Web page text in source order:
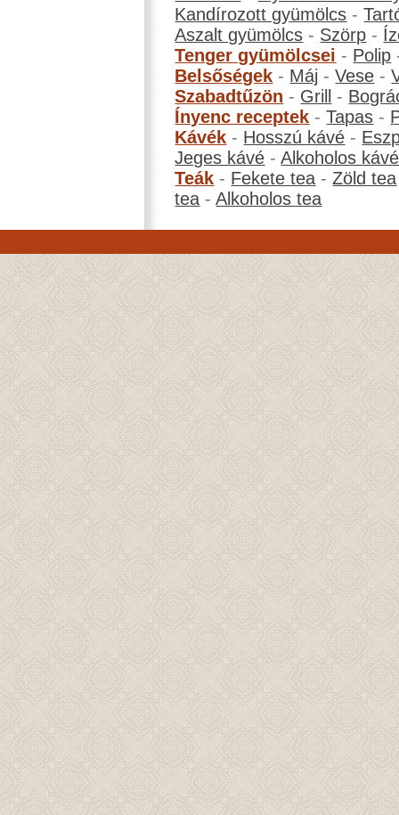
Kandírozott gyümölcs -
Aszalt gyümölcs - Szörp -
Tenger gyümölcsei - Polip
Belsőségek - Máj -Vese -
Szabadtűzön - Grill -
Ínyenc receptek -Tapas -
Kávék - Hosszú kávé -
Jeges kávé -Alkoholos kávé
Teák - Fekete tea -Zöld tea
tea -Alkoholos tea